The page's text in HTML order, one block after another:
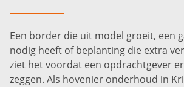
Krimpen aan den IJssel
Een border die uit model groeit, een
nodig heeft of beplanting die extra
ziet het voordat een opdrachtgever
zeggen. Als hovenier onderhoud in